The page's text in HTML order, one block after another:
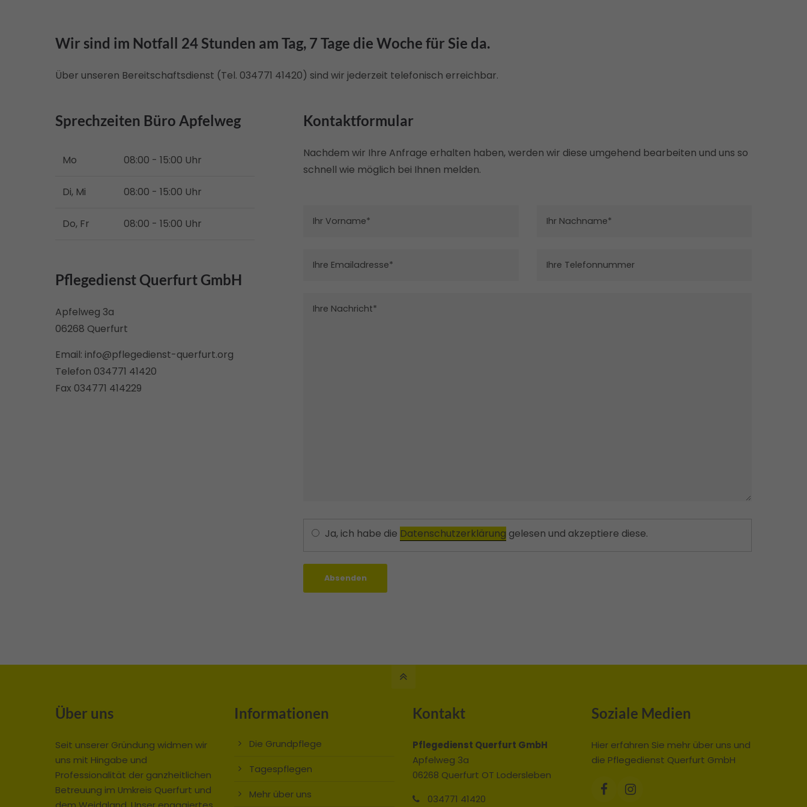
Wir sind im Notfall 24 Stunden am Tag, 7 Tage die Woche für Sie da.
Über unseren Bereitschaftsdienst (Tel. 034771 41420) sind wir jederzeit telefonisch erreichbar.
Sprechzeiten Büro Apfelweg
Mo 08:00 - 15:00 Uhr
Di, Mi 08:00 - 15:00 Uhr
Do, Fr 08:00 - 15:00 Uhr
Pflegedienst Querfurt GmbH
Apfelweg 3a
06268 Querfurt
Email: info@pflegedienst-querfurt.org
Telefon 034771 41420
Fax 034771 414229
Kontaktformular
Nachdem wir Ihre Anfrage erhalten haben, werden wir diese umgehend bearbeiten und uns so
schnell wie möglich bei Ihnen melden.
Ja, ich habe die Datenschutzerklärung gelesen und akzeptiere diese.
Absenden
Über uns
Seit unserer Gründung widmen wir
uns mit Hingabe und
Professionalität der ganzheitlichen
Betreuung im Umkreis Querfurt und
Informationen
Die Grundpflege
Tagespflegen
Mehr über uns
Kontakt
Pflegedienst Querfurt GmbH
Apfelweg 3a
06268 Querfurt OT Lodersleben
034771 41420
Soziale Medien
Hier erfahren Sie mehr über uns und
die Pflegedienst Querfurt GmbH